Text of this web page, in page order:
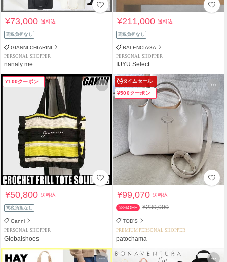
¥73,000送料込
関税負担なし
GIANNI CHIARINI
PERSONAL SHOPPER
nanaly me
¥211,000送料込
関税負担なし
BALENCIAGA
PERSONAL SHOPPER
IIJYU Select
¥100クーポン
¥50,800送料込
関税負担なし
Ganni
PERSONAL SHOPPER
Globalshoes
タイムセール
¥500クーポン
¥99,070送料込
58%OFF ¥239,000
TOD'S
PREMIUM PERSONAL SHOPPER
patochama